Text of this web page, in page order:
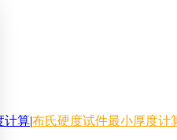
计算|布氏硬度试件最小厚度计